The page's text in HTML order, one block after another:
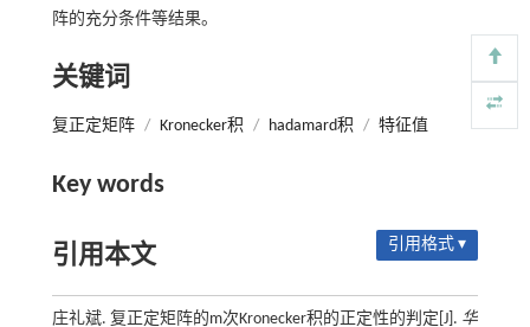
阵的充分条件等结果。
关键词
复正定矩阵 / Kronecker积 / hadamard积 / 特征值
Key words
引用本文 引用格式 ▾
庄礼斌. 复正定矩阵的m次Kronecker积的正定性的判定[J]. 华